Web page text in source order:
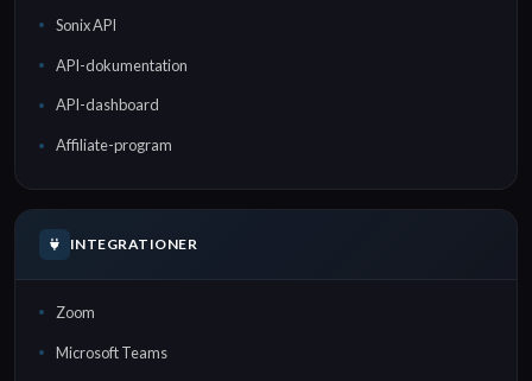
Sonix API
API-dokumentation
API-dashboard
Affiliate-program
INTEGRATIONER
Zoom
Microsoft Teams